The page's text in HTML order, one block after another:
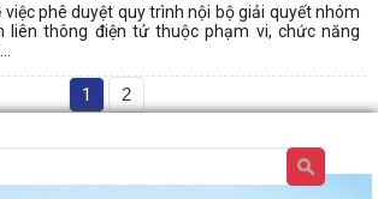
việc phê duyệt quy trình nội bộ giải quyết nhóm
liên thông điện tử thuộc phạm vi, chức năng
1 2